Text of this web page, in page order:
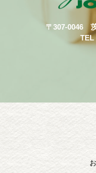
〒307-0046
TEL